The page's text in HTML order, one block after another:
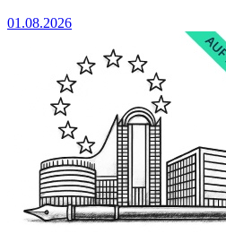
01.08.2026